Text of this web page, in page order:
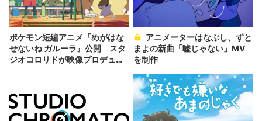
ポケモン短編アニメ『めがはな
せないね ガルーラ』公開 スタ
ジオコロリドが映像プロデュー
まよの新曲「嘘じゃない」MV
を制作